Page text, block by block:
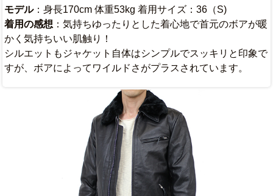
モデル：身長170cm 体重53kg 着用サイズ：36（S)
着用の感想 ：気持ちゆったりとした着心地で首元のボアが暖
かく気持ちいい肌触り！
シルエットもジャケット自体はシンプルでスッキリと印象で
すが、ボアによってワイルドさがプラスされています。